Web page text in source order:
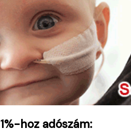
hoz adószám: